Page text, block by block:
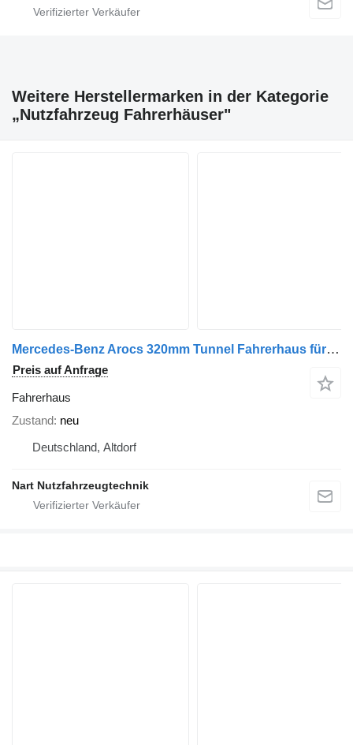
Weitere Herstellermarken in der Kategorie
„Nutzfahrzeug Fahrerhäuser"
Mercedes-Benz Arocs 320mm Tunnel Fahrerhaus für Mercedes-Benz Arocs Nutzfahrzeug
Preis auf Anfrage
Fahrerhaus
Zustand neu
Deutschland, Altdorf
Nart Nutzfahrzeugtechnik